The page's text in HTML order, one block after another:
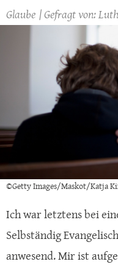
Glaube
©Getty Images/Maskot/Katja
Ich war letztens bei
Selbständig
anwesend. Mir ist